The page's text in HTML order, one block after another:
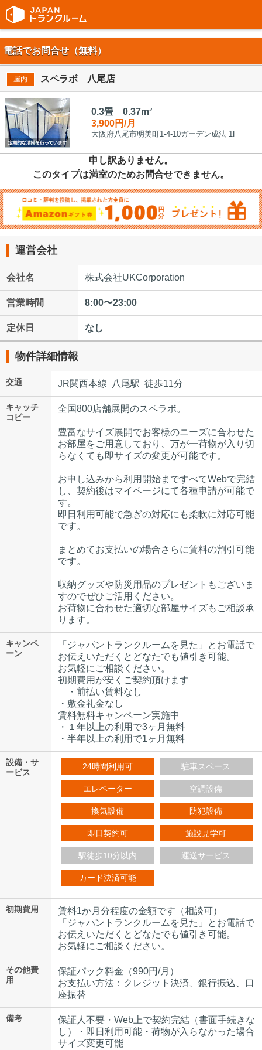
電話でお問合せ（無料）
屋内 スペラボ 八尾店
0.3畳 0.37m²
3,900円/月
大阪府八尾市明美町1-4-10ガーデン成法 1F
申し訳ありません。
このタイプは満室のためお問合せできません。
運営会社
会社名 株式会社UKCorporation
営業時間 8:00〜23:00
定休日 なし
物件詳細情報
交通 JR関西本線 八尾駅 徒歩11分
キャッチ
コピー
全国800店舗展開のスペラボ。
豊富なサイズ展開でお客様のニーズに合わせた
お部屋をご用意しており、万が一荷物が入り切
らなくても即サイズの変更が可能です。
お申し込みから利用開始まですべてWebで完結
し、契約後はマイページにて各種申請が可能で
す。
即日利用可能で急ぎの対応にも柔軟に対応可能
です。
まとめてお支払いの場合さらに賃料の割引可能
です。
収納グッズや防災用品のプレゼントもございま
すのでぜひご活用ください。
お荷物に合わせた適切な部屋サイズもご相談承
ります。
キャンペ
ーン
「ジャパントランクルームを見た」とお電話で
お伝えいただくとどなたでも値引き可能。
お気軽にご相談ください。
初期費用が安くご契約頂けます
・前払い賃料なし
・敷金礼金なし
賃料無料キャンペーン実施中
・１年以上の利用で3ヶ月無料
・半年以上の利用で1ヶ月無料
設備・サ
ービス
24時間利用可 駐車スペース
エレベーター 空調設備
換気設備 防犯設備
即日契約可 施設見学可
駅徒歩10分以内 運送サービス
カード決済可能
初期費用
賃料1か月分程度の金額です（相談可）
「ジャパントランクルームを見た」とお電話で
お伝えいただくとどなたでも値引き可能。
お気軽にご相談ください。
その他費
用
保証パック料金（990円/月）
お支払い方法：クレジット決済、銀行振込、口
座振替
備考
保証人不要・Web上で契約完結（書面手続きな
し）・即日利用可能・荷物が入らなかった場合
サイズ変更可能